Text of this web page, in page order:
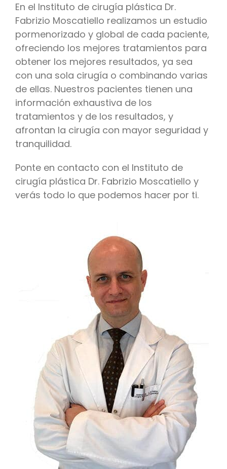
En el Instituto de cirugía plástica Dr.
Fabrizio Moscatiello realizamos un estudio
pormenorizado y global de cada paciente,
ofreciendo los mejores tratamientos para
obtener los mejores resultados, ya sea
con una sola cirugía o combinando varias
de ellas. Nuestros pacientes tienen una
información exhaustiva de los
tratamientos y de los resultados, y
afrontan la cirugía con mayor seguridad y
tranquilidad.
Ponte en contacto con el Instituto de
cirugía plástica Dr. Fabrizio Moscatiello y
verás todo lo que podemos hacer por ti.